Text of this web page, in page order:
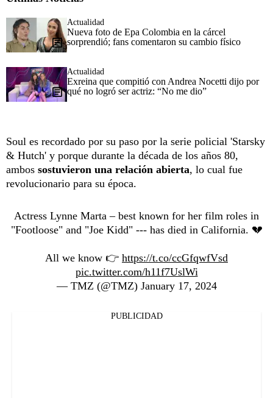
Actualidad
Nueva foto de Epa Colombia en la cárcel
sorprendió; fans comentaron su cambio físico
Actualidad
Exreina que compitió con Andrea Nocetti dijo por
qué no logró ser actriz: “No me dio”
Soul es recordado por su paso por la serie policial 'Starsky
& Hutch' y porque durante la década de los años 80,
ambos sostuvieron una relación abierta, lo cual fue
revolucionario para su época.
Actress Lynne Marta – best known for her film roles in
"Footloose" and "Joe Kidd" --- has died in California. 💔
All we know 👉 https://t.co/ccGfqwfVsd
pic.twitter.com/h11f7UslWi
— TMZ (@TMZ) January 17, 2024
PUBLICIDAD